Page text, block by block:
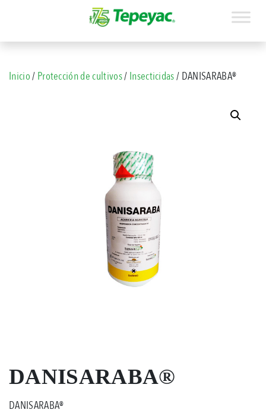
Inicio/ Protección de cultivos/ Insecticidas/ DANISARABA®
DANISARABA®
DANISARABA®